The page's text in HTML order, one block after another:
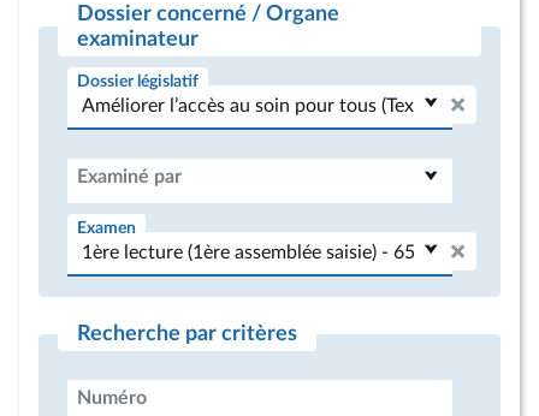
Dossier concerné / Organe
examinateur
Dossier législatif
Examiné par
Examen
Recherche par critères
Numéro